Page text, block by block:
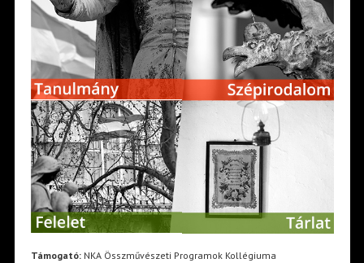
Támogató:NKA Összművészeti Programok Kollégiuma